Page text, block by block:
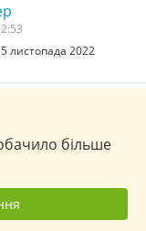
листопада 2022
більше